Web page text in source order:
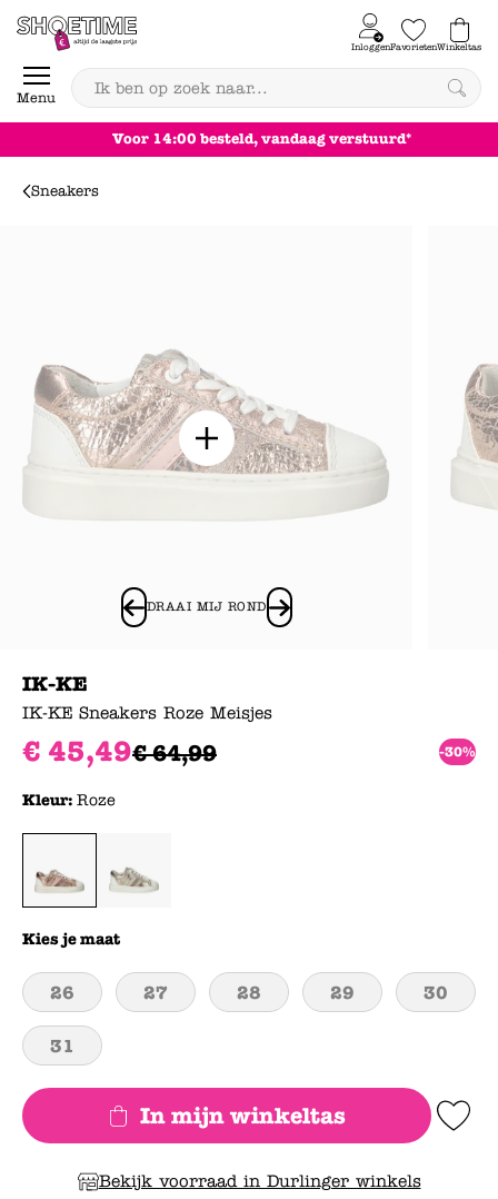
Skip to content
Menu
InloggenFavorietenWinkeltas
0
Achteraf betalen
Sneakers
DRAAI MIJ ROND
IK-KE
IK-KE Sneakers Roze Meisjes
€ 45,49€ 64,99 -30%
Kleur: Roze
Kies je maat
26 27 28 29 30
31
In mijn winkeltas Add to
Bekijk voorraad in Durlinger winkels